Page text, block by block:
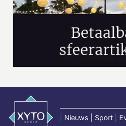
Nieuws | Sport |